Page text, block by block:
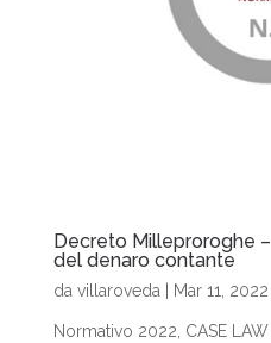
Decreto Milleproroghe
del denaro contante
da villaroveda| Mar 11, 2022
Normativo 2022, CASE